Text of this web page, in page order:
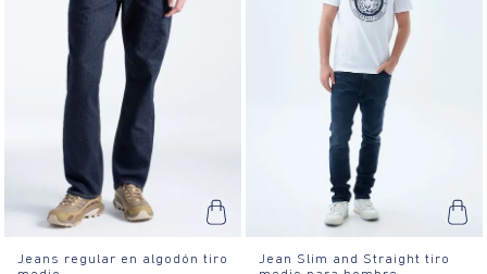
Jeans regular en algodón tiro
Jean Slim and Straight tiro